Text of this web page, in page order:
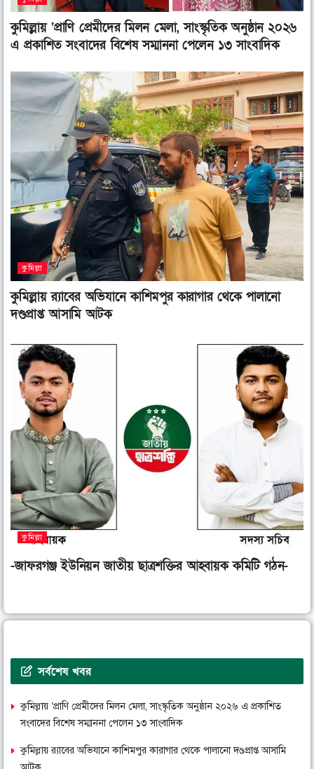
কুমিল্লায় ‘প্রাণি প্রেমীদের মিলন মেলা, সাংস্কৃতিক অনুষ্ঠান ২০২৬
এ প্রকাশিত সংবাদের বিশেষ সম্মাননা পেলেন ১৩ সাংবাদিক
কুমিল্লা
কুমিল্লায় র‌্যাবের অভিযানে কাশিমপুর কারাগার থেকে পালানো
দণ্ডপ্রাপ্ত আসামি আটক
কুমিল্লা
-জাফরগঞ্জ ইউনিয়ন জাতীয় ছাত্রশক্তির আহ্বায়ক কমিটি গঠন-
সর্বশেষ খবর
কুমিল্লায় ‘প্রাণি প্রেমীদের মিলন মেলা, সাংস্কৃতিক অনুষ্ঠান ২০২৬ এ প্রকাশিত
সংবাদের বিশেষ সম্মাননা পেলেন ১৩ সাংবাদিক
কুমিল্লায় র‌্যাবের অভিযানে কাশিমপুর কারাগার থেকে পালানো দণ্ডপ্রাপ্ত আসামি